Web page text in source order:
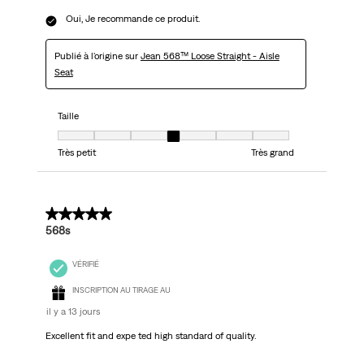
Oui, Je recommande ce produit.
Publié à l'origine sur Jean 568™ Loose Straight - Aisle
Seat
Taille
Taille, 4 sur 7, où 1 est égal à Très petit et 7 est égal à Très grand
Très petit
Très grand
5 sur 5 étoiles.
568s
VÉRIFIÉ
INSCRIPTION AU TIRAGE AU
il y a 13 jours
Excellent fit and expe ted high standard of quality.